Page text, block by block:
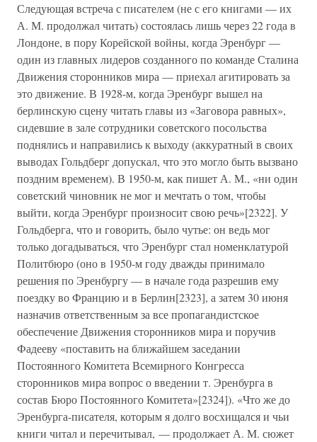
Следующая встреча с писателем (не с его книгами — их
А. М. продолжал читать) состоялась лишь через 22 года в
Лондоне, в пору Корейской войны, когда Эренбург —
один из главных лидеров созданного по команде Сталина
Движения сторонников мира — приехал агитировать за
это движение. В 1928-м, когда Эренбург вышел на
берлинскую сцену читать главы из «Заговора равных»,
сидевшие в зале сотрудники советского посольства
поднялись и направились к выходу (аккуратный в своих
выводах Гольдберг допускал, что это могло быть вызвано
поздним временем). В 1950-м, как пишет А. М., «ни один
советский чиновник не мог и мечтать о том, чтобы
выйти, когда Эренбург произносит свою речь»[2322]. У
Гольдберга, что и говорить, было чутье: он ведь мог
только догадываться, что Эренбург стал номенклатурой
Политбюро (оно в 1950-м году дважды принимало
решения по Эренбургу — в начале года разрешив ему
поездку во Францию и в Берлин[2323], а затем 30 июня
назначив ответственным за все пропагандистское
обеспечение Движения сторонников мира и поручив
Фадееву «поставить на ближайшем заседании
Постоянного Комитета Всемирного Конгресса
сторонников мира вопрос о введении т. Эренбурга в
состав Бюро Постоянного Комитета»[2324]). «Что же до
Эренбурга-писателя, которым я долго восхищался и чьи
книги читал и перечитывал, — продолжает А. М. сюжет